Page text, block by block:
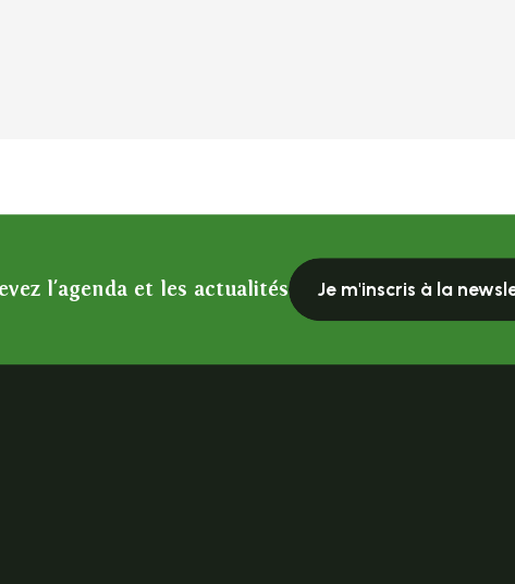
l'agenda et les actualités Je m'inscris à la